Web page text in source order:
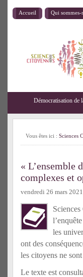
Accueil Qui sommes-
Démocratisation de
Vous êtes ici : Sciences
« L’ensemble
complexes et
vendredi 26 mars 2021
les
ont des
les citoyens ne
Le texte est